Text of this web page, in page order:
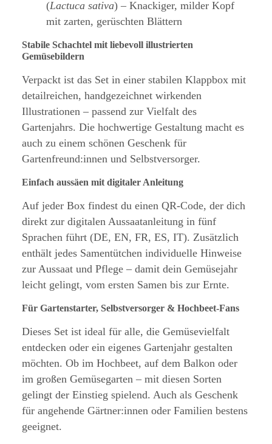
(Lactuca sativa) – Knackiger, milder Kopf
mit zarten, gerüschten Blättern
Stabile Schachtel mit liebevoll illustrierten
Gemüsebildern
Verpackt ist das Set in einer stabilen Klappbox mit
detailreichen, handgezeichnet wirkenden
Illustrationen – passend zur Vielfalt des
Gartenjahrs. Die hochwertige Gestaltung macht es
auch zu einem schönen Geschenk für
Gartenfreund:innen und Selbstversorger.
Einfach aussäen mit digitaler Anleitung
Auf jeder Box findest du einen QR-Code, der dich
direkt zur digitalen Aussaatanleitung in fünf
Sprachen führt (DE, EN, FR, ES, IT). Zusätzlich
enthält jedes Samentütchen individuelle Hinweise
zur Aussaat und Pflege – damit dein Gemüsejahr
leicht gelingt, vom ersten Samen bis zur Ernte.
Für Gartenstarter, Selbstversorger & Hochbeet-Fans
Dieses Set ist ideal für alle, die Gemüsevielfalt
entdecken oder ein eigenes Gartenjahr gestalten
möchten. Ob im Hochbeet, auf dem Balkon oder
im großen Gemüsegarten – mit diesen Sorten
gelingt der Einstieg spielend. Auch als Geschenk
für angehende Gärtner:innen oder Familien bestens
geeignet.